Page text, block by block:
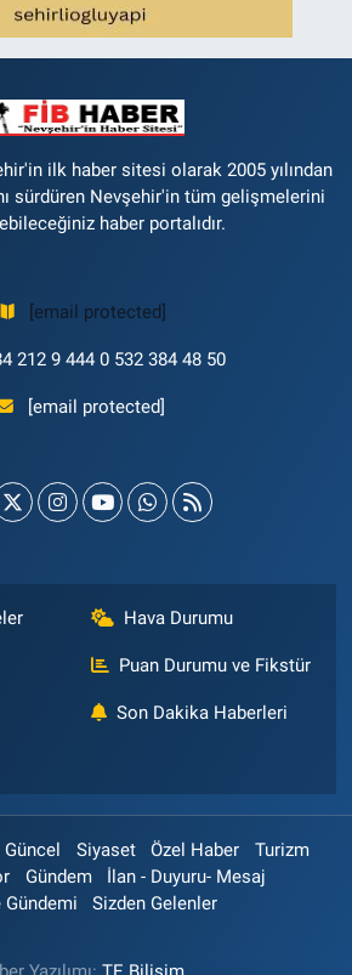
ilk haber sitesi olarak 2005 yılından
sürdüren Nevşehir'in tüm gelişmelerini
haber portalıdır.
[email protected]
212 9 444 0 532 384 48 50
[email protected]
Hava Durumu
Puan Durumu ve Fikstür
Son Dakika Haberleri
Güncel Siyaset Özel Haber
Turizm
Gündem
İlan - Duyuru- Mesaj
Gündemi
Sizden Gelenler